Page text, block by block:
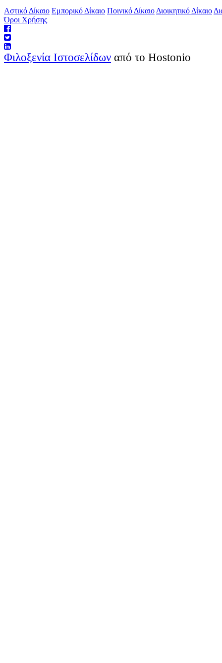
Αστικό Δίκαιο Εμπορικό Δίκαιο Ποινικό Δίκαιο Διοικητικό Δίκαιο
Όροι Χρήσης
Φιλοξενία Ιστοσελίδων από το Hostonio